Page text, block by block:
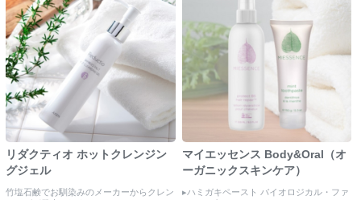
リダクティオ ホットクレンジン
グジェル
竹塩石鹸でお馴染みのメーカーからクレン
マイエッセンス Body&Oral（オ
ーガニックスキンケア）
▸ハミガキペースト バイオロジカル・ファ